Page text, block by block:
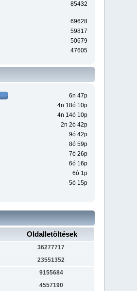
85432
69628
59817
50679
47605
6n 47p
4n 18ó 10p
4n 14ó 10p
2n 2ó 42p
9ó 42p
8ó 59p
7ó 26p
6ó 16p
6ó 1p
5ó 15p
Oldalletöltések
36277717
23551352
9155684
4557190